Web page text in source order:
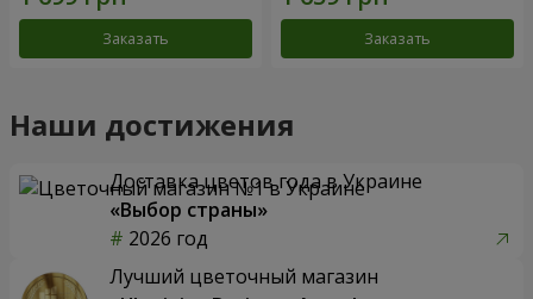
Заказать Заказать
Наши достижения
Доставка цветов года в Украине
«Выбор страны»
2026 год
Лучший цветочный магазин